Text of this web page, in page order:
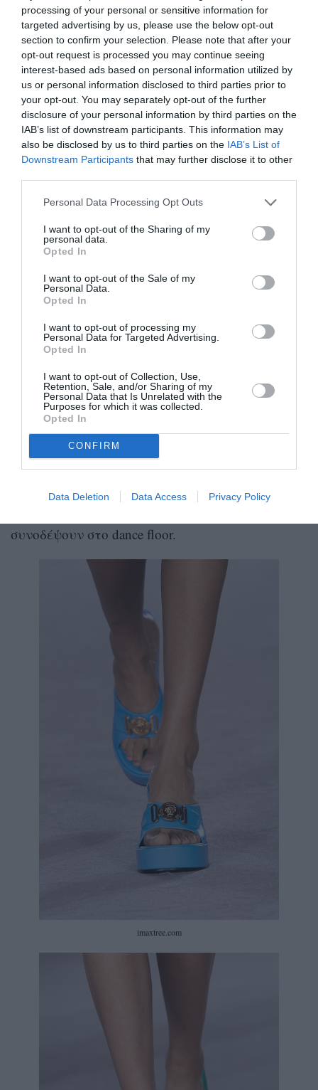
processing of your personal or sensitive information for
targeted advertising by us, please use the below opt-out
section to confirm your selection. Please note that after your
opt-out request is processed you may continue seeing
interest-based ads based on personal information utilized by
us or personal information disclosed to third parties prior to
your opt-out. You may separately opt-out of the further
disclosure of your personal information by third parties on the
IAB’s list of downstream participants. This information may
also be disclosed by us to third parties on the IAB’s List of
Downstream Participants that may further disclose it to other
Personal Data Processing Opt Outs
I want to opt-out of the Sharing of my
personal data.
Opted In
I want to opt-out of the Sale of my
Personal Data.
Opted In
I want to opt-out of processing my
Personal Data for Targeted Advertising.
Opted In
I want to opt-out of Collection, Use,
Retention, Sale, and/or Sharing of my
Personal Data that Is Unrelated with the
Purposes for which it was collected.
Opted In
CONFIRM
Data Deletion Data Access Privacy Policy
imaxtree.com
platfrom heelsσυνεχίζουν να αποτελούν
μεγάλη τάση, ιδωμένα ως πέδιλα που θα
αποτελέσουν τη νούμερο ένα επιλογή για τα
βραδινά καλοκαιρινά μας σύνολα.
Συνδυασμένα με iconic φορέματα σε metallics και
συνοδέψουν στο dance floor.
imaxtree.com